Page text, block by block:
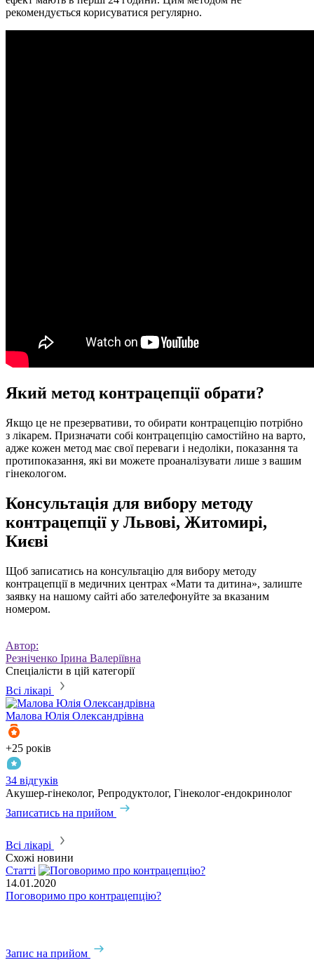
рекомендується корисуватися регулярно.
Який метод контрацепції обрати?
Якщо це не презервативи, то обирати контрацепцію потрібно
з лікарем. Призначати собі контрацепцію самостійно на варто,
адже кожен метод має свої переваги і недоліки, показання та
протипоказання, які ви можете проаналізувати лише з вашим
гінекологом.
Консультацiя для вибору методу
контрацепції у Львові, Житомирі,
Києві
Щоб записатись на консультацію для вибору методу
контрацепції в медичних центрах «Мати та дитина», залиште
заявку на нашому сайті або зателефонуйте за вказаним
номером.
Автор:
Резніченко Ірина Валеріївна
Спеціалісти в цій категорії
Всі лікарі
Малова Юлія Олександрівна
+25 років
34 відгуків
Акушер-гінеколог, Репродуктолог, Гінеколог-ендокринолог
Записатись на прийом
Всі лікарі
Схожі новини
Статті
14.01.2020
Поговоримо про контрацепцію?
Запис на прийом